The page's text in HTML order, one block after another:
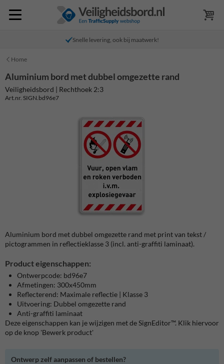
Snelle levering, ook bij maatwerk!
Home
Aluminium bord met dubbel omgezette rand
Veiligheidsbord | Rechthoek 2:3
Art.nr. SIGN.bd96e7
Aluminium bord met dubbel omgezette rand met print van tekst /
pictogrammen in reflectieklasse 3 (incl. anti-graffiti laminaat).
Product eigenschappen:
Ontwerpcode: bd96e7
Afmetingen: 300x450mm
Reflecterend: Maximale reflectie | Klasse 3
Uitvoering: Dubbel omgezette rand
Anti-graffiti laminaat
Deze eigenschappen kan je wijzigen met de SignEditor™. Klik hiervoor
op de knop 'Bewerk product'
Ontwerp zelf aanpassen of bestellen?